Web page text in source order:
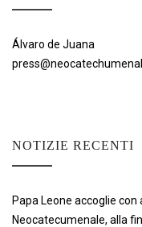
Álvaro de Juana
NOTIZIE RECENTI
Papa Leone accoglie
Neocatecumenale, alla